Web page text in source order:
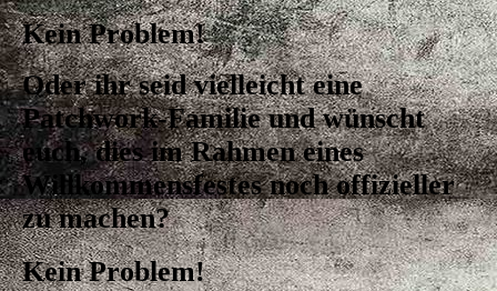
Kein Problem!
Oder ihr seid vielleicht eine
Patchwork-Familie und wünscht
euch, dies im Rahmen eines
Willkommensfestes noch offizieller
zu machen?
Kein Problem!